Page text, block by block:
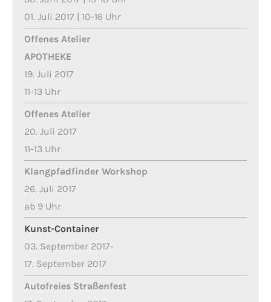
01. Juli 2017 | 10-16 Uhr
Offenes Atelier
APOTHEKE
19. Juli 2017
11-13 Uhr
Offenes Atelier
20. Juli 2017
11-13 Uhr
Klangpfadfinder Workshop
26. Juli 2017
ab 9 Uhr
Kunst-Container
03. September 2017-
17. September 2017
Autofreies Straßenfest